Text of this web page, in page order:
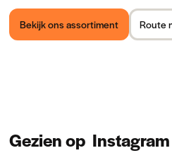
Bekijk ons assortiment Route
Gezien op Instagram